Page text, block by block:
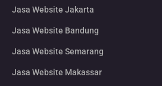
Jasa Website Jakarta
Jasa Website Bandung
Jasa Website Semarang
Jasa Website Makassar